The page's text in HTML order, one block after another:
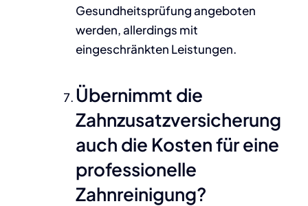
Gesundheitsprüfung angeboten
werden, allerdings mit
eingeschränkten Leistungen.
Übernimmt die
Zahnzusatzversicherung
auch die Kosten für eine
professionelle
Zahnreinigung?